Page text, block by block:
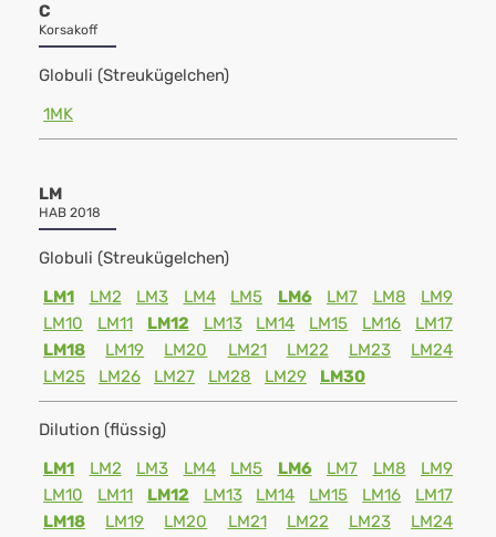
C
Korsakoff
Globuli (Streukügelchen)
1MK
LM
HAB 2018
Globuli (Streukügelchen)
LM1
LM2 LM3 LM4 LM5 LM6 LM7 LM8
LM9
LM10
LM11 LM12 LM13 LM14 LM15 LM16
LM17
LM18
LM19 LM20 LM21 LM22 LM23
LM24
LM25
LM26 LM27 LM28 LM29 LM30
Dilution (flüssig)
LM1
LM2 LM3 LM4 LM5 LM6 LM7 LM8
LM9
LM10
LM11 LM12 LM13 LM14 LM15 LM16
LM17
LM18
LM19 LM20 LM21 LM22 LM23
LM24